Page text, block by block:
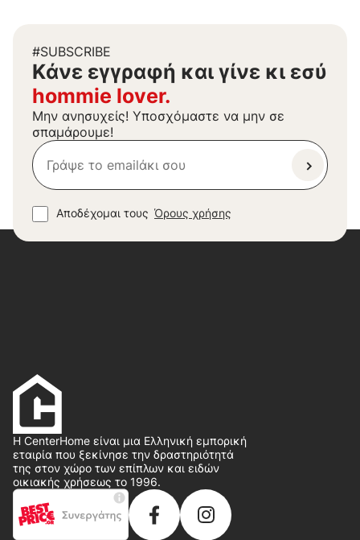
#SUBSCRIBE
Kάνε εγγραφή και γίνε κι εσύ
hommie lover.
Μην ανησυχείς! Υποσχόμαστε να μην σε
σπαμάρουμε!
Αποδέχομαι τους Όρους χρήσης
Η CenterHome είναι μια Ελληνική εμπορική
εταιρία που ξεκίνησε την δραστηριότητά
της στον χώρο των επίπλων και ειδών
οικιακής χρήσεως το 1996.